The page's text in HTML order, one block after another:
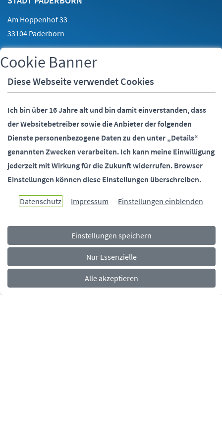
Am Hoppenhof 33
33104 Paderborn
Telefon:05251 88-0
Fax:
05251 88-2000
E-Mail: info@paderborn.de
SOCIALMEDIA
Paderborn überzeugt.
Rechtliches
Navigationsmenü Datenschutz
Cookie Banner
Diese Webseite verwendet Cookies
Ich bin über 16 Jahre alt und bin damit einverstanden, dass
der Websitebetreiber sowie die Anbieter der folgenden
Dienste personenbezogene Daten zu den unter „Details“
genannten Zwecken verarbeiten. Ich kann meine Einwilligung
jederzeit mit Wirkung für die Zukunft widerrufen. Browser
Einstellungen können diese Einstellungen überschreiben.
Datenschutz Impressum Einstellungen einblenden
Einstellungen speichern
Nur Essenzielle
Alle akzeptieren